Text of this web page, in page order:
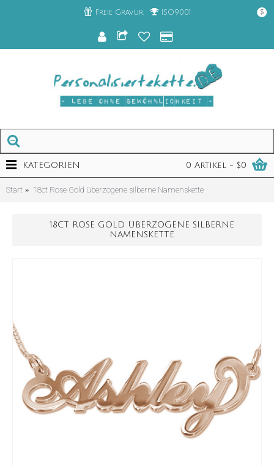
Freie Gravur ISO9001 $
0 Artikel - $0
KATEGORIEN
Start 18ct Rose Gold überzogene silberne Namenskette
18CT ROSE GOLD ÜBERZOGENE SILBERNE
NAMENSKETTE